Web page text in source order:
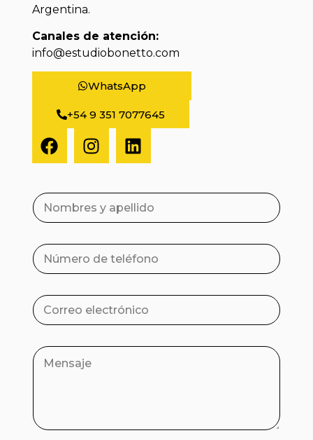
Argentina.
Canales de atención:
info@estudiobonetto.com
WhatsApp
+54 9 351 7077645